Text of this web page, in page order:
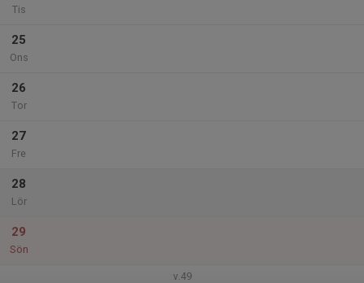
Tis
25
Ons
26
Tor
27
Fre
28
Lör
29
Sön
v.49